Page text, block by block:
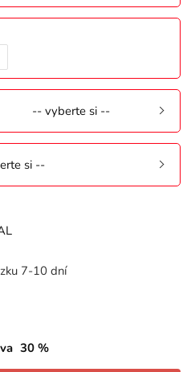
-- vyberte si --
si --
7-10 dní
30 %